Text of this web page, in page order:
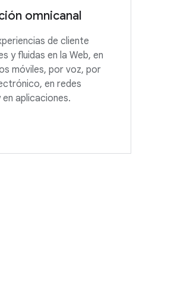
omnicanal
de cliente
y fluidas en la Web, en
móviles, por voz, por
en redes
aplicaciones.